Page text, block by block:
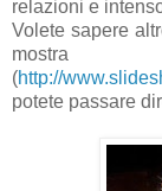
relazioni e
Volete sapere
(http://
potete passare